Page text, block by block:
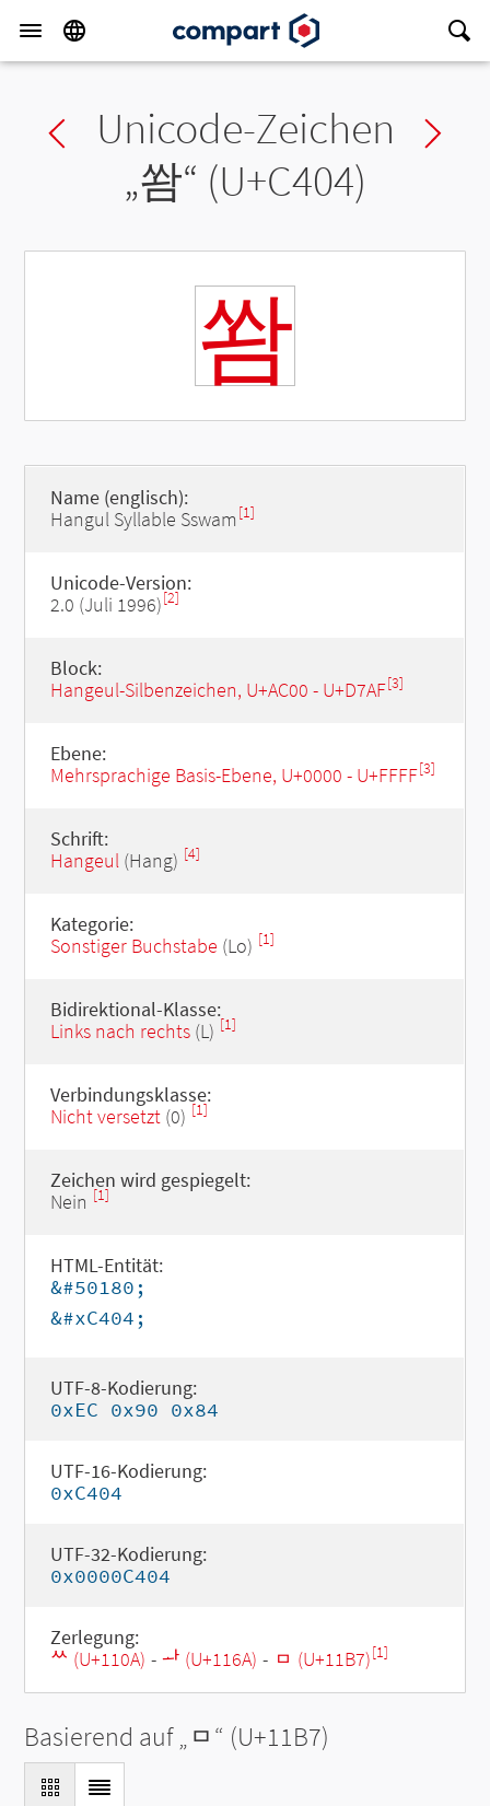
Previous char
Unicode-Zeichen
„쐄“ (U+C404)
쐄
Name (englisch):
Hangul Syllable Sswam [1]
Unicode-Version:
2.0 (Juli 1996)[2]
Block:
Hangeul-Silbenzeichen, U+AC00 - U+D7AF[3]
Ebene:
Mehrsprachige Basis-Ebene, U+0000 - U+FFFF[3]
Schrift:
Hangeul(Hang) [4]
Kategorie:
Sonstiger Buchstabe (Lo) [1]
Bidirektional-Klasse:
Links nach rechts(L) [1]
Verbindungsklasse:
Nicht versetzt(0) [1]
Zeichen wird gespiegelt:
Nein [1]
HTML-Entität:
&#50180;
&#xC404;
UTF-8-Kodierung:
0xEC 0x90 0x84
UTF-16-Kodierung:
0xC404
UTF-32-Kodierung:
0x0000C404
Zerlegung:
ᄊ (U+110A) - ᅪ (U+116A) - ᆷ (U+11B7)[1]
Basierend auf „ᆷ“ (U+11B7)